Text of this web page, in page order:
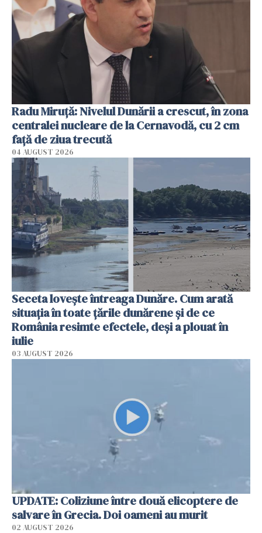
Radu Miruţă: Nivelul Dunării a crescut, în zona
centralei nucleare de la Cernavodă, cu 2 cm
faţă de ziua trecută
04 AUGUST 2026
Seceta lovește întreaga Dunăre. Cum arată
situația în toate țările dunărene și de ce
România resimte efectele, deși a plouat în
iulie
03 AUGUST 2026
UPDATE: Coliziune între două elicoptere de
salvare în Grecia. Doi oameni au murit
02 AUGUST 2026